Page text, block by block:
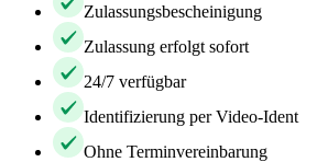
Zulassungsbescheinigung
Zulassung erfolgt sofort
24/7 verfügbar
Identifizierung per Video-Ident
Ohne Terminvereinbarung